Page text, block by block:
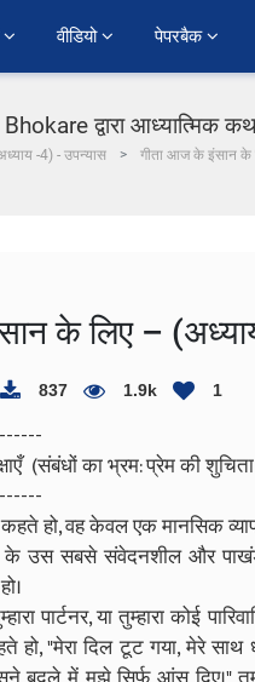
वीडियो पेपरबैक
द्वारा आध्यात्मिक कथा
-4) - उपन्यास गीता आज के इंसान के
के लिए –
837 1.9k 1
(संबंधों का भ्रम: प्रेम की
हो, वह केवल एक मानसिक
उस सबसे संवेदनशील और
पार्टनर, या तुम्हारा कोई
हो, "मेरा दिल टूट गया, मेरे